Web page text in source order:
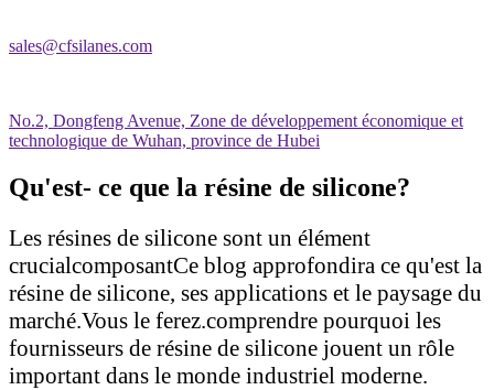
sales@cfsilanes.com
No.2, Dongfeng Avenue, Zone de développement économique et
technologique de Wuhan, province de Hubei
Qu'est- ce que la résine de silicone?
Les résines de silicone sont un élément
crucialcomposantCe blog approfondira ce qu'est la
résine de silicone, ses applications et le paysage du
marché.Vous le ferez.comprendre pourquoi les
fournisseurs de résine de silicone jouent un rôle
important dans le monde industriel moderne.